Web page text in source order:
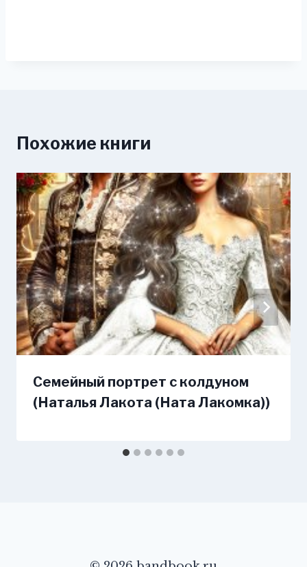
Похожие книги
Семейный портрет с колдуном
(Наталья Лакота (Ната Лакомка))